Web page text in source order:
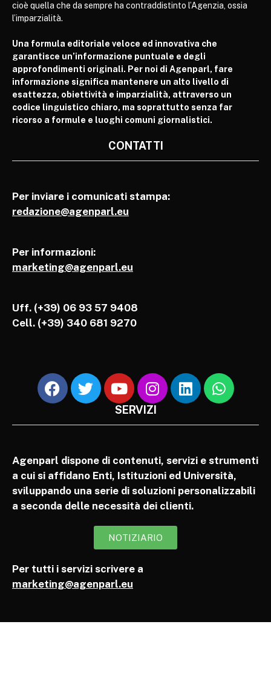
cioè quella che da sempre ha contraddistinto l’Agenzia, ossia
l’imparzialità.
Una formula editoriale veloce ed innovativa che
garantisce un’informazione puntuale e degli
approfondimenti originali. Per noi di Agenparl, fare
informazione significa mantenere un alto livello di
esattezza, obiettività e imparzialità, attraverso un
codice linguistico chiaro, ma soprattutto senza far
ricorso a formule e luoghi comuni giornalistici.
CONTATTI
Per inviare i comunicati stampa:
redazione@agenparl.eu
Per informazioni:
marketing@agenparl.eu
Uff. (+39) 06 93 57 9408
Cell. (+39) 340 681 9270
SERVIZI
Agenparl dispone di contenuti, servizi e strumenti
a cui si affidano Enti, Istituzioni ed Università,
sviluppando una serie di soluzioni personalizzabili
a seconda delle necessità dei clienti.
NOTIZIARIO
Per tutti i servizi scrivere a
marketing@agenparl.eu